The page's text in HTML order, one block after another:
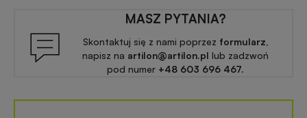
MASZ PYTANIA?
Skontaktuj się z nami poprzez formularz,
napisz na artilon@artilon.pl lub zadzwoń
pod numer +48 603 696 467.